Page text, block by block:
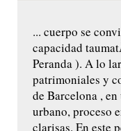
... cuerpo se
capacidad
Peranda ). A lo
patrimoniales y
de Barcelona ,
urbano, proceso
clarisas. En este